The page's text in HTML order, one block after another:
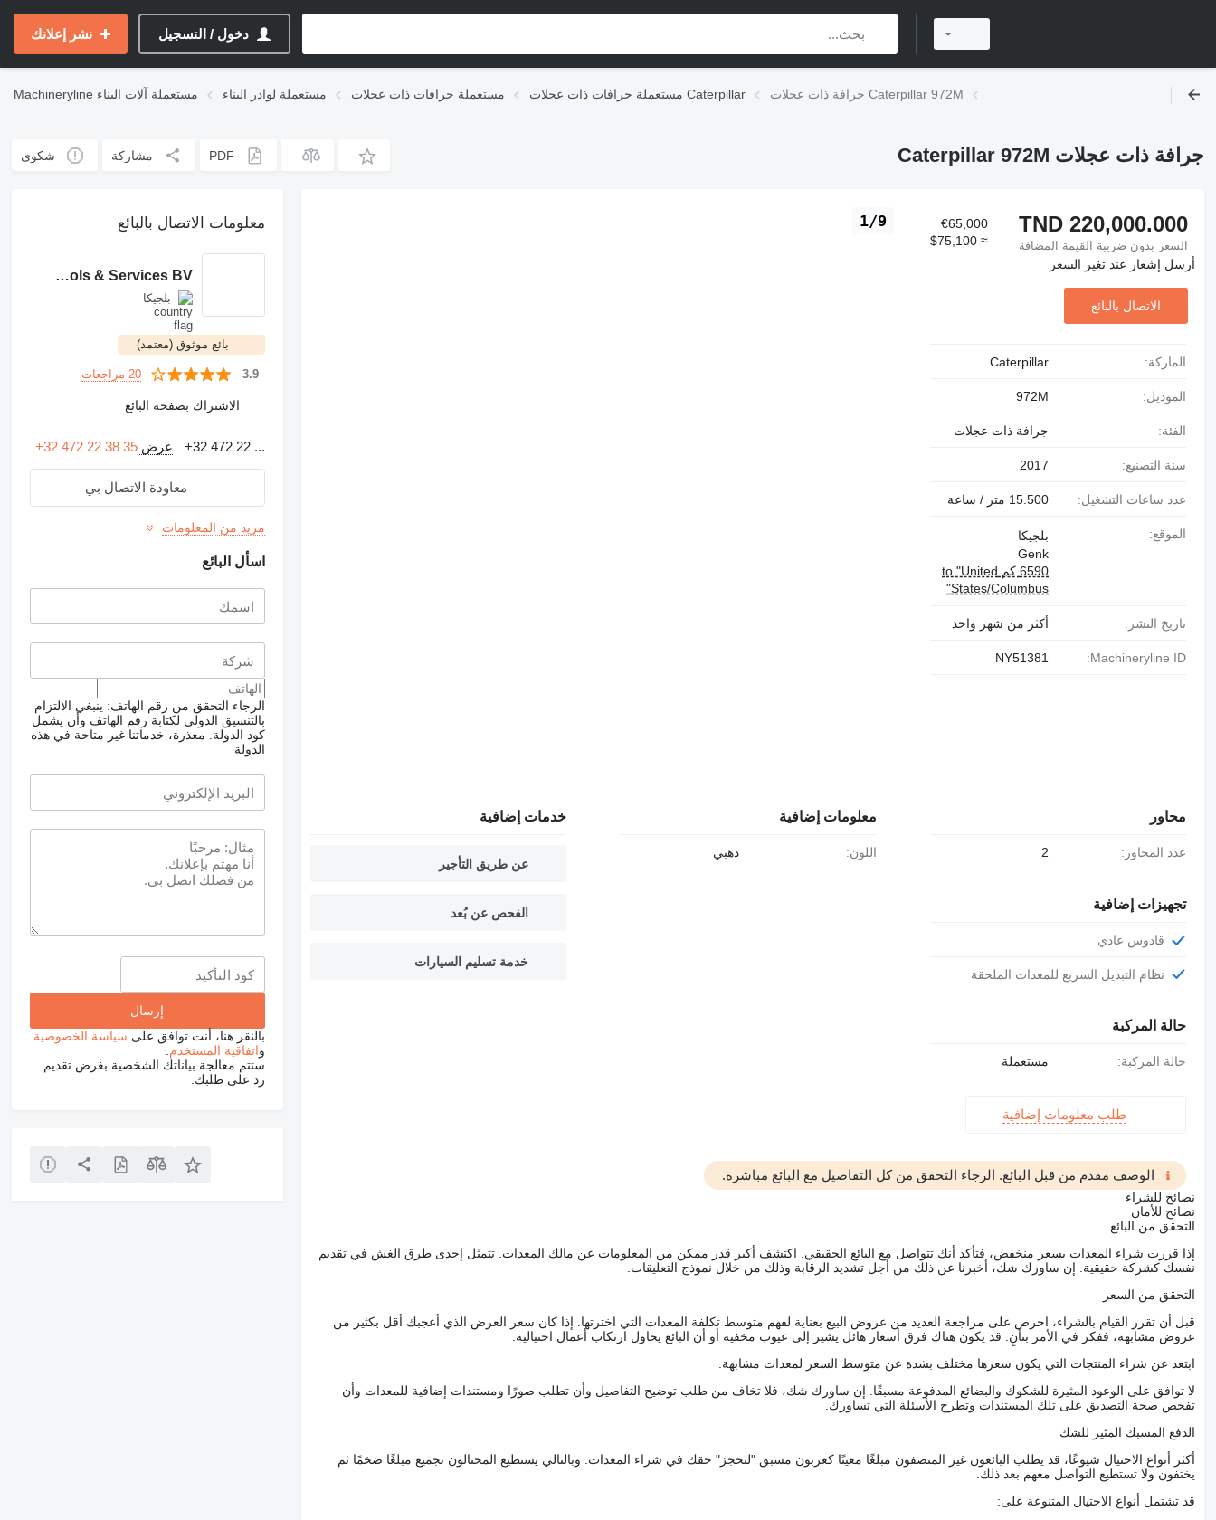
دخول / التسجيل نشر إعلانك
Machineryline مستعملة آلات البناء مستعملة لوادر البناء مستعملة جرافات ذات عجلات مستعملة جرافات ذات عجلات Caterpillar جرافة ذات عجلات Caterpillar 972M
جرافة ذات عجلات Caterpillar 972M PDF مشاركة شكوى
1/9 TND 220,000.000
السعر بدون ضريبة القيمة المضافة
€65,000
≈ $75,100
أرسل إشعار عند تغير السعر
الاتصال بالبائع
الماركة: Caterpillar
الموديل: 972M
الفئة: جرافة ذات عجلات
سنة التصنيع: 2017
عدد ساعات التشغيل: 15.500 متر / ساعة
الموقع:
بلجيكا
Genk
6590 كم to "United
States/Columbus"
تاريخ النشر: أكثر من شهر واحد
Machineryline ID:
NY51381
محاور
عدد المحاور: 2
تجهيزات إضافية
قادوس عادي
نظام التبديل السريع للمعدات الملحقة
حالة المركبة
حالة المركبة: مستعملة
معلومات إضافية
اللون: ذهبي
خدمات إضافية
عن طريق التأجير
الفحص عن بُعد
خدمة تسليم السيارات
طلب معلومات إضافية
الوصف مقدم من قبل البائع. الرجاء التحقق من كل التفاصيل مع البائع مباشرة.
نصائح للشراء
نصائح للأمان
التحقق من البائع
إذا قررت شراء المعدات بسعر منخفض، فتأكد أنك تتواصل مع البائع الحقيقي. اكتشف أكبر قدر ممكن من المعلومات عن مالك المعدات. تتمثل إحدى طرق الغش في تقديم
نفسك كشركة حقيقية. إن ساورك شك، أخبرنا عن ذلك من أجل تشديد الرقابة وذلك من خلال نموذج التعليقات.
التحقق من السعر
قبل أن تقرر القيام بالشراء، احرص على مراجعة العديد من عروض البيع بعناية لفهم متوسط تكلفة المعدات التي اخترتها. إذا كان سعر العرض الذي أعجبك أقل بكثير من
عروض مشابهة، ففكر في الأمر بتأنٍ. قد يكون هناك فرق أسعار هائل يشير إلى عيوب مخفية أو أن البائع يحاول ارتكاب أعمال احتيالية.
ابتعد عن شراء المنتجات التي يكون سعرها مختلف بشدة عن متوسط السعر لمعدات مشابهة.
لا توافق على الوعود المثيرة للشكوك والبضائع المدفوعة مسبقًا. إن ساورك شك، فلا تخاف من طلب توضيح التفاصيل وأن تطلب صورًا ومستندات إضافية للمعدات وأن
تفحص صحة التصديق على تلك المستندات وتطرح الأسئلة التي تساورك.
الدفع المسبك المثير للشك
أكثر أنواع الاحتيال شيوعًا، قد يطلب البائعون غير المنصفون مبلغًا معينًا كعربون مسبق "لتحجز" حقك في شراء المعدات. وبالتالي يستطيع المحتالون تجميع مبلغًا ضخمًا ثم
يختفون ولا تستطيع التواصل معهم بعد ذلك.
قد تشتمل أنواع الاحتيال المتنوعة على:
معلومات الاتصال بالبائع
Haru Tools & Services BV
بلجيكا
بائع موثوق (معتمد)
3.9 20 مراجعات
الاشتراك بصفحة البائع
+32 472 22 ... عرض+32 472 22 38 35
معاودة الاتصال بي
مزيد من المعلومات
اسأل البائع
الرجاء التحقق من رقم الهاتف: ينبغي الالتزام
بالتنسيق الدولي لكتابة رقم الهاتف وأن يشمل
كود الدولة.
معذرة، خدماتنا غير متاحة في هذه
الدولة
بالنقر هنا، أنت توافق على سياسة الخصوصية
واتفاقية المستخدم
ستتم معالجة بياناتك الشخصية بغرض تقديم
رد على طلبك.